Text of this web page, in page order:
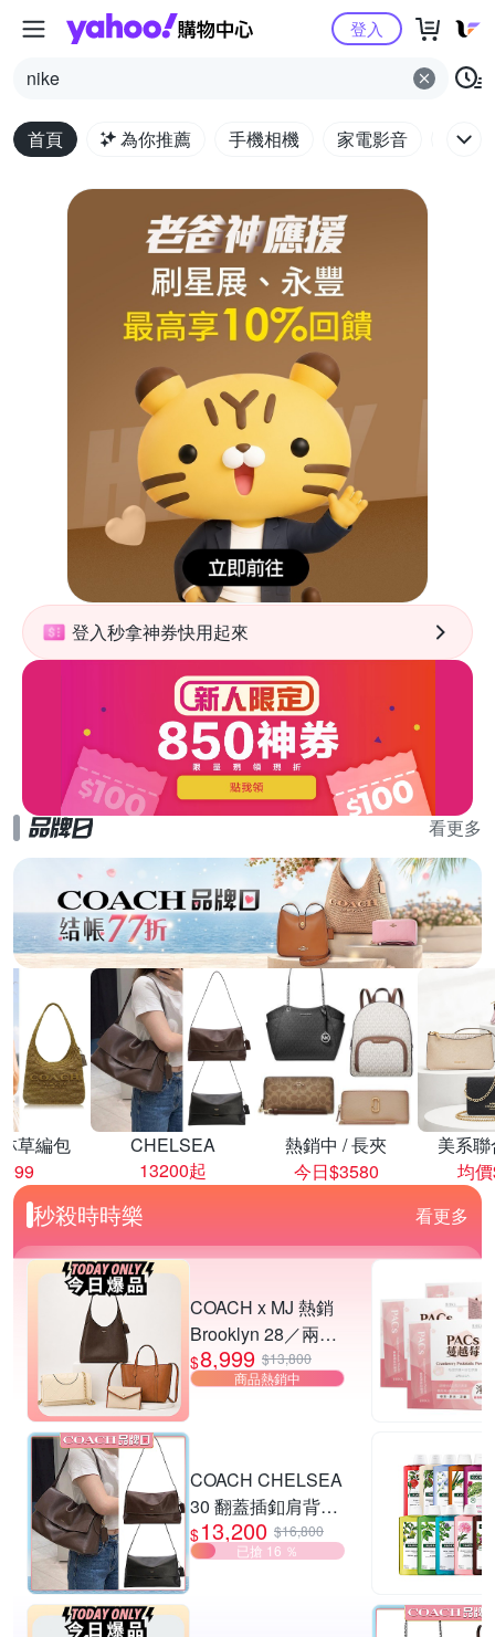
Yahoo購物中心
nike
登入
首頁 為你推薦 手機相機 家電影音 電腦
登入秒拿神券快用起來
看更多
草編包
CHELSEA
13200起
熱銷中 / 長夾
今日$3580
美系
均
秒殺時時樂 看更多
COACH x MJ 熱銷
Brooklyn 28／兩用
／斜背包均一價-多
款可選
$8,999 $13,800
商品熱銷中
COACH CHELSEA
30 翻蓋插釦肩背包
兩色供選
$13,200 $16,800
已搶 16 ％